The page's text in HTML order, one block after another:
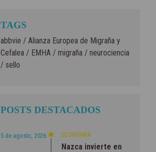
TAGS
abbvie /Alianza Europea de Migraña y
Cefalea/EMHA/migraña/neurociencia
/sello
POSTS DESTACADOS
5 de agosto, 2026 ECONOMÍA
Nazca invierte en